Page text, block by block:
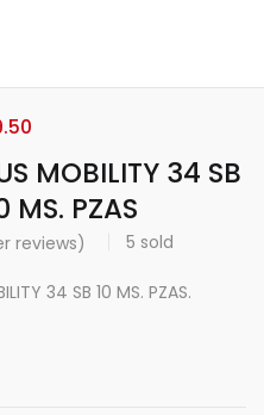
MOBILITY 34 SB
MS. PZAS
reviews) 5 sold
34 SB 10 MS. PZAS.